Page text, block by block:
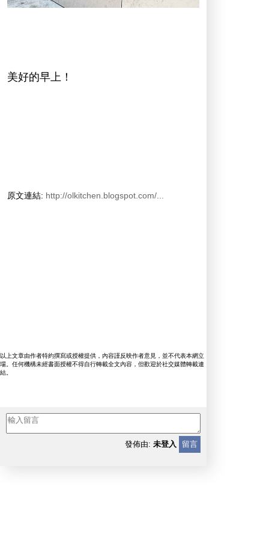
美好的早上！
原文連結: http://olkitchen.blogspot.com/...
以上文章由作者特約撰寫或授權提供，內容謹反映作者意見，並不代表本網立
場。任何機構未經書面授權不得自行轉載全文內容，但歡迎於社交媒體轉載連
結。
發佈由: 未登入 留言